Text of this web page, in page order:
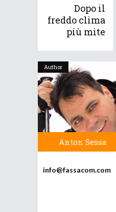
Dopo il
freddo clima
più mite
Author
Anton Sessa
info@fassacom.com